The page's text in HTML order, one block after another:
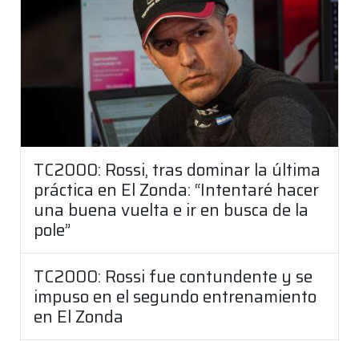
TC2000: Rossi, tras dominar la última
práctica en El Zonda: “Intentaré hacer
una buena vuelta e ir en busca de la
pole”
TC2000: Rossi fue contundente y se
impuso en el segundo entrenamiento
en El Zonda